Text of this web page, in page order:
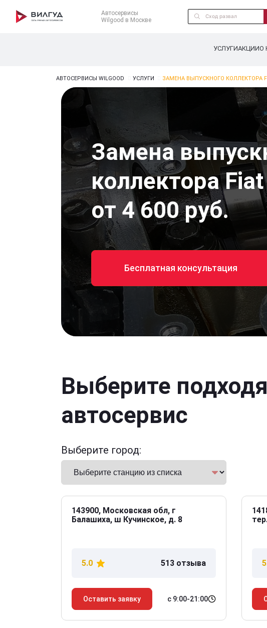
Автосервисы
Wilgood в Москве
УСЛУГИАКЦИИО
АВТОСЕРВИСЫ WILGOOD УСЛУГИ ЗАМЕНА ВЫПУСКНОГО КОЛЛЕКТОРА
Замена
коллектора
от 4 600 руб.
Бесплатная консультация
Выберите
автосервис
Выберите город:
143900, Московская обл, г
Балашиха, ш Кучинское, д. 8
5.0 513 отзыва
Оставить заявку с 9:00-21:00